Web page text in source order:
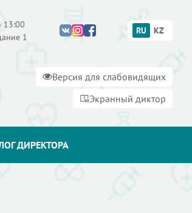
13:00
1
RU KZ
Версия для слабовидящих
Экранный диктор
ДИРЕКТОРА